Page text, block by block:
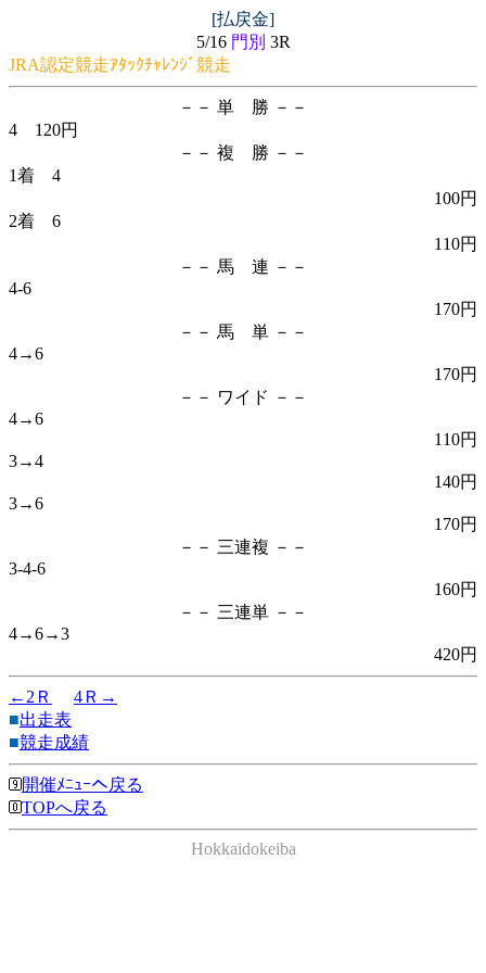
[払戻金]
5/16 門別 3R
JRA認定競走ｱﾀｯｸﾁｬﾚﾝｼﾞ競走
－－ 単 勝 －－
4 120円
－－ 複 勝 －－
1着 4
100円
2着 6
110円
－－ 馬 連 －－
4-6
170円
－－ 馬 単 －－
4→6
170円
－－ ワイド －－
4→6
110円
3→4
140円
3→6
170円
－－ 三連複 －－
3-4-6
160円
－－ 三連単 －－
4→6→3
420円
←2Ｒ
4Ｒ→
■出走表
■競走成績
開催ﾒﾆｭｰへ戻る
TOPへ戻る
Hokkaidokeiba